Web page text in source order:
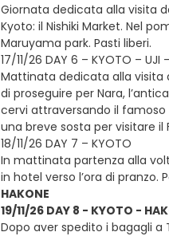
Giornata dedicata alla visita
Kyoto: il Nishiki Market. Nel
Maruyama park. Pasti liberi.
17/11/26 DAY 6 – KYOTO – UJI
Mattinata dedicata alla visita
di proseguire per Nara,
cervi attraversando il
una breve sosta per visitare il
18/11/26 DAY 7 – KYOTO
In mattinata partenza alla
in hotel verso l’ora di
HAKONE
19/11/26 DAY 8 - KYOTO -
Dopo aver spedito i bagagli